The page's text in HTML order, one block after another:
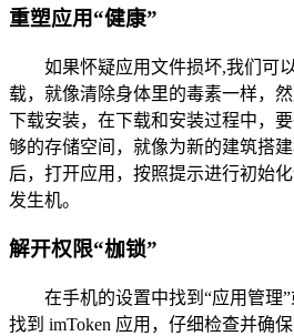
重塑应用“健康”
如果怀疑应用文件损坏,我们可
载，就像清除身体里的毒素一样，
下载安装，在下载和安装过程中，
够的存储空间，就像为新的建筑搭
后，打开应用，按照提示进行初始
发生机。
解开权限“枷锁”
在手机的设置中找到“应用管理
找到 imToken 应用，仔细检查并确